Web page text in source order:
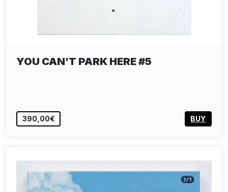
YOU CAN'T PARK HERE #5
390,00€ BUY